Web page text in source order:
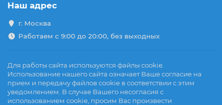
Наш адрес
г. Москва
Работаем с 9:00 до 20:00, без выходных
Для работы сайта используются файлы cookie.
Использование нашего сайта означает Ваше согласие на
прием и передачу файлов cookie в соответствии с этим
уведомлением. В случае Вашего несогласия с
использованием cookie, просим Вас произвести